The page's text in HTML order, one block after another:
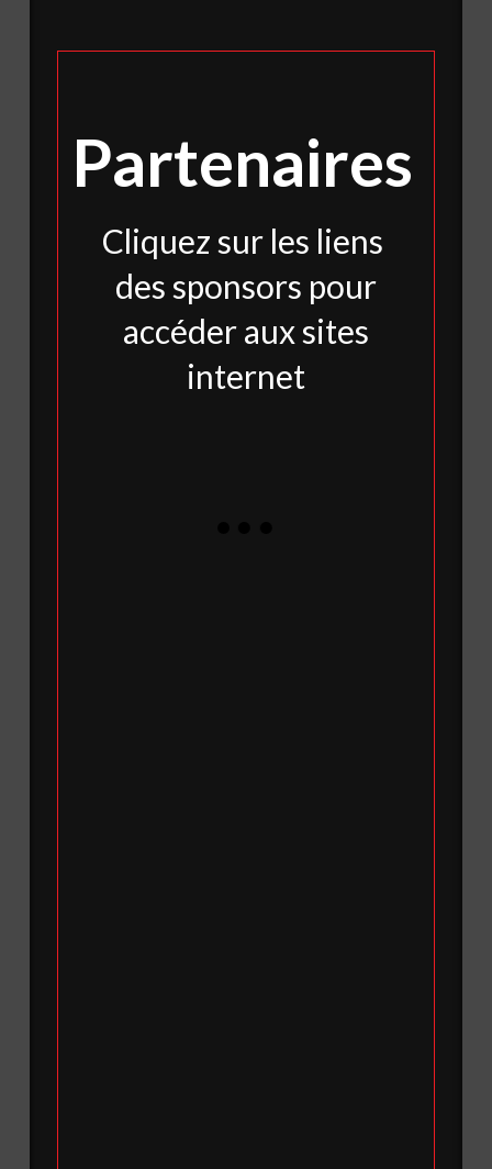
Partenaires
Cliquez sur les liens
des sponsors pour
accéder aux sites
internet